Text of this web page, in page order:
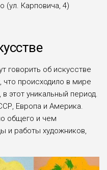
(ул. Карповича, 4)
говорить об искусстве
что происходило в мире
этот уникальный период.
Европа и Америка.
общего и чем
и работы художников,